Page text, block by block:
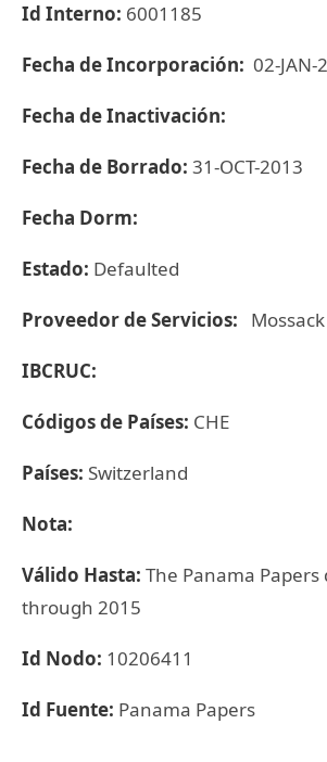
Id Interno: 6001185
Fecha de Incorporación: 02-JAN-
Fecha de Inactivación:
Fecha de Borrado: 31-OCT-2013
Fecha Dorm:
Estado: Defaulted
Proveedor de Servicios:
IBCRUC:
Códigos de Países: CHE
Países: Switzerland
Nota:
Válido Hasta: The Panama
through 2015
Id Nodo: 10206411
Id Fuente: Panama Papers